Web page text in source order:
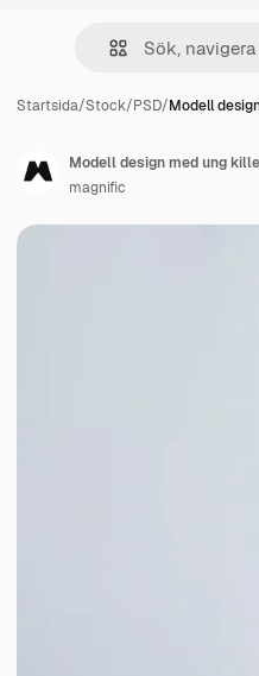
Startsida/Stock/PSD/Modell
Modell design med ung
magnific